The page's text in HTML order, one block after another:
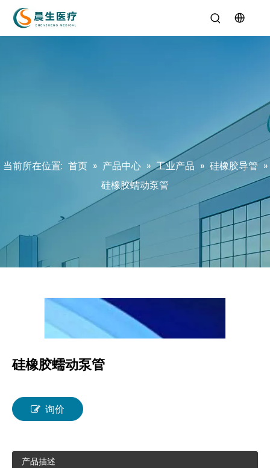
当前所在位置: 首页 » 产品中心 » 工业产品 » 硅橡胶导管 »
硅橡胶蠕动泵管
硅橡胶蠕动泵管
询价
产品描述